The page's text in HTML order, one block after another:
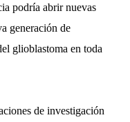
podría abrir nuevas
generación de
glioblastoma en toda
de investigación